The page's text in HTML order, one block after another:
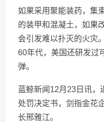
如果采用聚能装药，集
的装甲和混凝土，如果
会引发难以扑灭的火灾
60年代，美国还研发过
弹。
蓝鲸新闻12月23日讯，
处罚决定书，剑指金花
长邢雅江。